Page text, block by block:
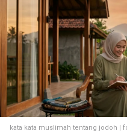
FASHION
PESTA BOLA
Tentang Brilio Iklan
Kontak
Privasi
© 2026 Brilio.net KLY
kata kata muslimah tentang jodoh |